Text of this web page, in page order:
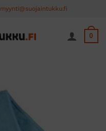
myynti@suojaintukku.fi
0